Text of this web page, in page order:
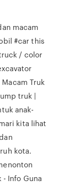
macam
#car this
/ color
Truk
truk |
anak-
kita lihat
kota.
Info Guna